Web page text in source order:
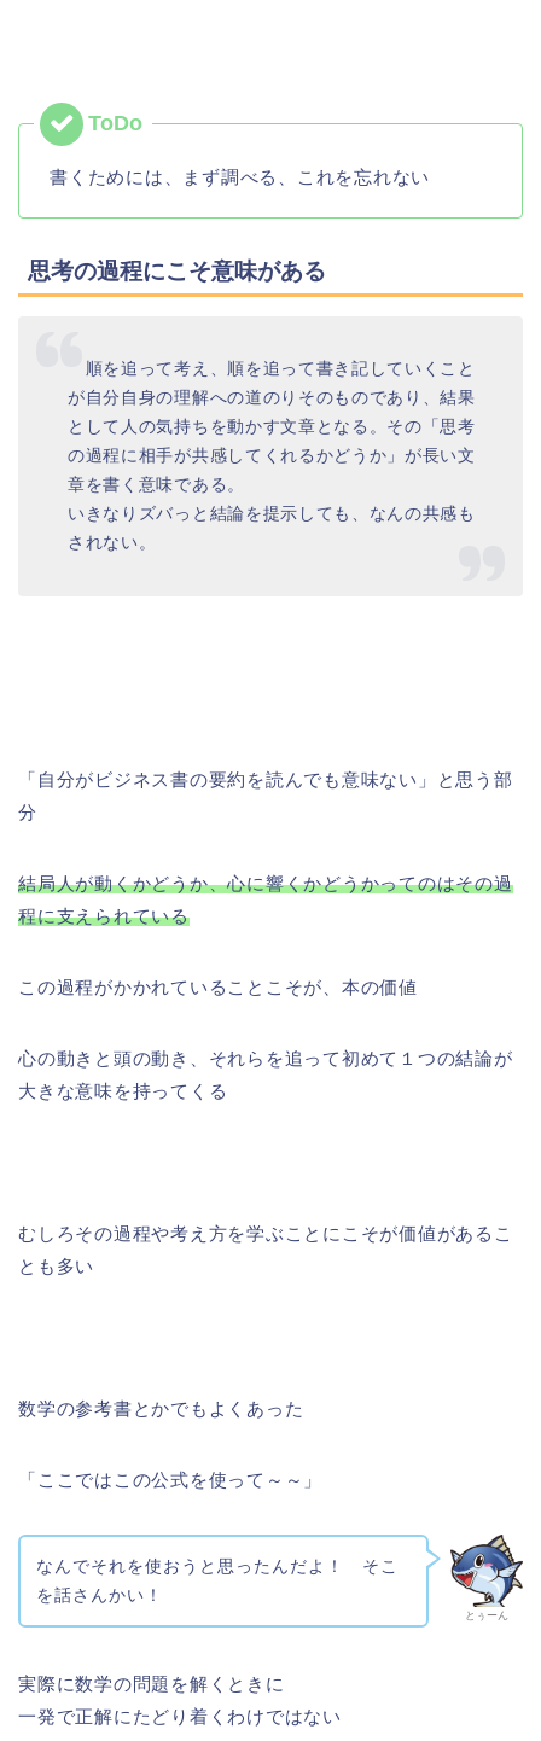
書くためには、まず調べる、これを忘れない
思考の過程にこそ意味がある
順を追って考え、順を追って書き記していくこと
が自分自身の理解への道のりそのものであり、結果
として人の気持ちを動かす文章となる。その「思考
の過程に相手が共感してくれるかどうか」が長い文
章を書く意味である。
いきなりズバっと結論を提示しても、なんの共感も
されない。
「自分がビジネス書の要約を読んでも意味ない」と思う部
分
結局人が動くかどうか、心に響くかどうかってのはその過
程に支えられている
この過程がかかれていることこそが、本の価値
心の動きと頭の動き、それらを追って初めて１つの結論が
大きな意味を持ってくる
むしろその過程や考え方を学ぶことにこそが価値があるこ
とも多い
数学の参考書とかでもよくあった
「ここではこの公式を使って～～」
とぅーん
なんでそれを使おうと思ったんだよ！ そこ
を話さんかい！
実際に数学の問題を解くときに
一発で正解にたどり着くわけではない